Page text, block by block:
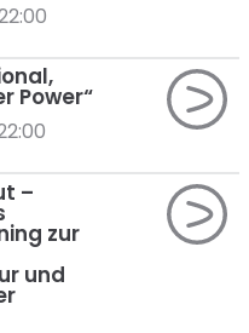
Power“
–
zur
und